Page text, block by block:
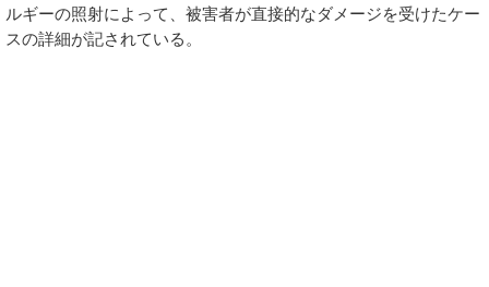
ルギーの照射によって、被害者が直接的なダメージを受けたケー
スの詳細が記されている。